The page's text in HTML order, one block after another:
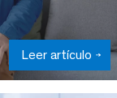
Leer artículo